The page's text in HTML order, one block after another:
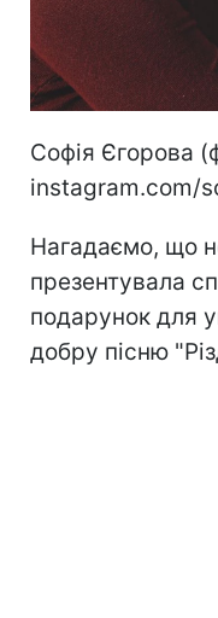
Софія Єгорова
instagram.com/
Нагадаємо, що
презентувала
подарунок для
добру пісню